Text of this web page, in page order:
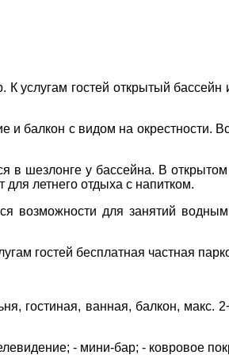
+38 (099) 180-32-43
,
+38 (093) 180-32-43,
kh_city@aventour.ua
Сб 10:00 - 15:00
услугам гостей открытый бассейн
и балкон с видом на окрестности.
в шезлонге у бассейна. В
летнего отдыха с напитком.
возможности для занятий
гостей бесплатная частная
гостиная, ванная, балкон, макс.
- мини-бар; - ковровое